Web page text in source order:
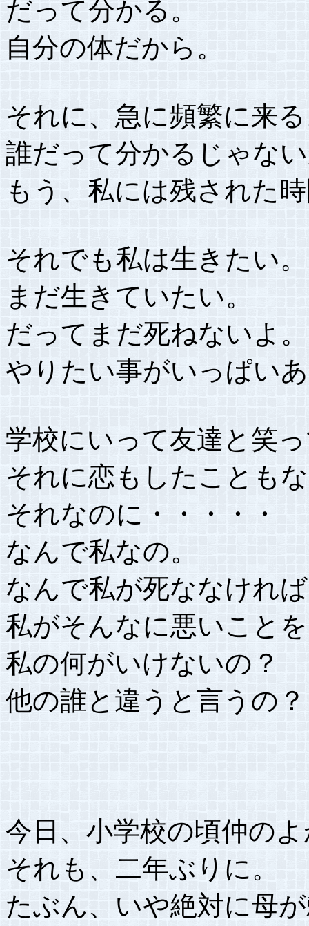
だって分かる。
自分の体だから。
それに、急に頻繁に来
誰だって分かるじゃな
もう、私には残された
それでも私は生きたい。
まだ生きていたい。
だってまだ死ねないよ。
やりたい事がいっぱい
学校にいって友達と笑
それに恋もしたことも
それなのに・・・・・
なんで私なの。
なんで私が死ななけれ
私がそんなに悪いこと
私の何がいけないの？
他の誰と違うと言うの？
今日、小学校の頃仲の
それも、二年ぶりに。
たぶん、いや絶対に母